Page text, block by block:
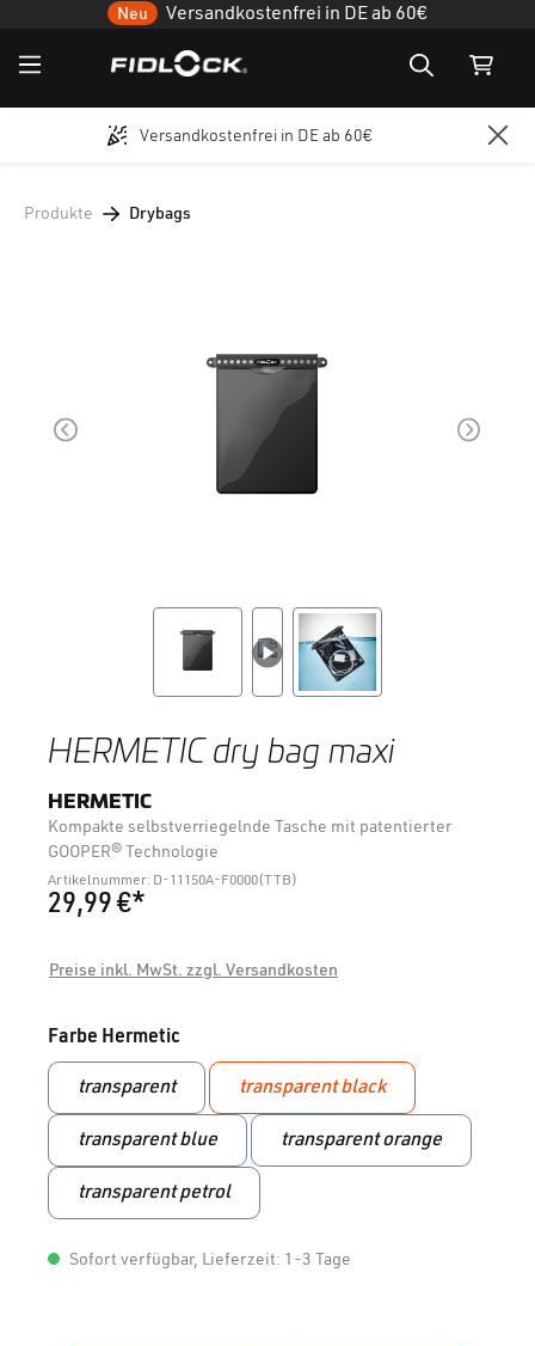
Zum Hauptinhalt springen
Neu Versandkostenfrei in DE ab 60€
Versandkostenfrei in DE ab 60€
Produkte Drybags
HERMETIC dry bag maxi
HERMETIC
Kompakte selbstverriegelnde Tasche mit patentierter
GOOPER® Technologie
Artikelnummer: D-11150A-F0000(TTB)
29,99 €*
Preise inkl. MwSt. zzgl. Versandkosten
Farbe Hermeticauswählen
transparent transparent black
transparent blue transparent orange
transparent petrol
Sofort verfügbar, Lieferzeit: 1-3 Tage